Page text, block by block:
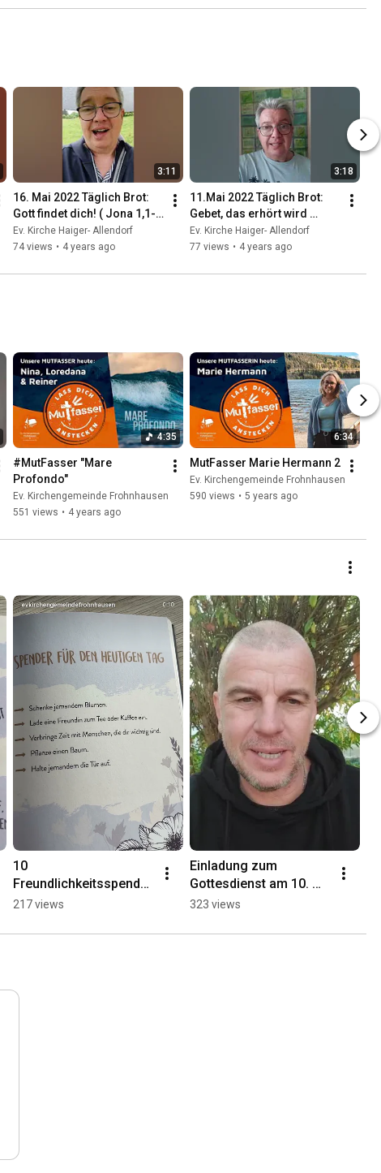
3:11
16. Mai 2022 Täglich Brot:
Gott findet dich! ( Jona 1,1-
16)
Ev. Kirche Haiger- Allendorf
74 views • 4 years ago
3:18
11.Mai 2022 Täglich Brot:
Gebet, das erhört wird
(1.Joh.5,13-21)
Ev. Kirche Haiger- Allendorf
77 views • 4 years ago
4:35
#MutFasser "Mare
Profondo"
Ev. Kirchengemeinde Frohnhausen
551 views • 4 years ago
6:34
MutFasser Marie Hermann 2
Ev. Kirchengemeinde Frohnhausen
590 views • 5 years ago
10
Freundlichkeitsspender
für den heutigen Tag!🤍
217 views
Einladung zum
Gottesdienst am 10.
November
323 views